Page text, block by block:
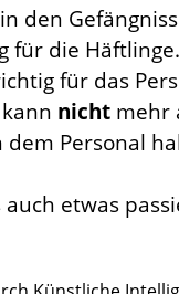
den
für die Häftlinge.
für das
nichtmehr
dem Personal
etwas